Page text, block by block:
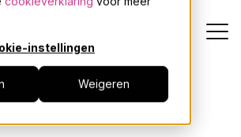
instellingen
Weigeren